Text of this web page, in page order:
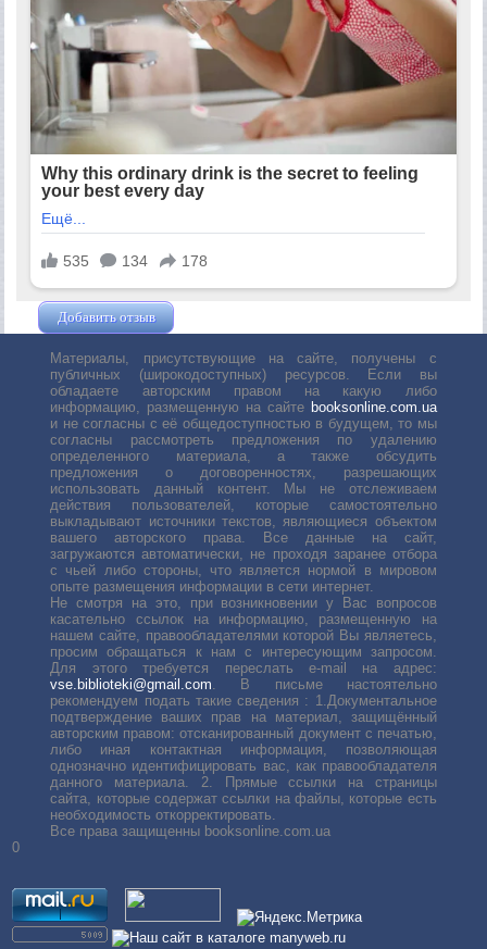
Добавить отзыв
Материалы, присутствующие на сайте, получены с
публичных (широкодоступных) ресурсов. Если вы
обладаете авторским правом на какую либо
информацию, размещенную на сайте booksonline.com.ua
и не согласны с её общедоступностью в будущем, то мы
согласны рассмотреть предложения по удалению
определенного материала, а также обсудить
предложения о договоренностях, разрешающих
использовать данный контент. Мы не отслеживаем
действия пользователей, которые самостоятельно
выкладывают источники текстов, являющиеся объектом
вашего авторского права. Все данные на сайт,
загружаются автоматически, не проходя заранее отбора
с чьей либо стороны, что является нормой в мировом
опыте размещения информации в сети интернет.
Не смотря на это, при возникновении у Вас вопросов
касательно ссылок на информацию, размещенную на
нашем сайте, правообладателями которой Вы являетесь,
просим обращаться к нам с интересующим запросом.
Для этого требуется переслать е-mail на адрес:
vse.biblioteki@gmail.com. В письме настоятельно
рекомендуем подать такие сведения : 1.Документальное
подтверждение ваших прав на материал, защищённый
авторским правом: отсканированный документ с печатью,
либо иная контактная информация, позволяющая
однозначно идентифицировать вас, как правообладателя
данного материала. 2. Прямые ссылки на страницы
сайта, которые содержат ссылки на файлы, которые есть
необходимость откорректировать.
Все права защищенны booksonline.com.ua
0